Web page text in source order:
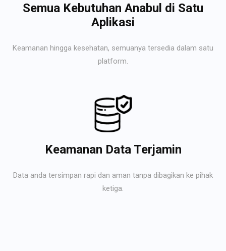
Semua Kebutuhan Anabul di Satu
Aplikasi
Keamanan hingga kesehatan, semuanya tersedia dalam satu
platform.
Keamanan Data Terjamin
Data anda tersimpan rapi dan aman tanpa dibagikan ke pihak
ketiga.